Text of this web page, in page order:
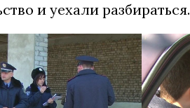
и уехали разбираться.